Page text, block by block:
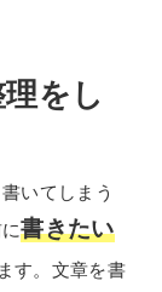
をし
いてしまう
書きたい
す。文章を書